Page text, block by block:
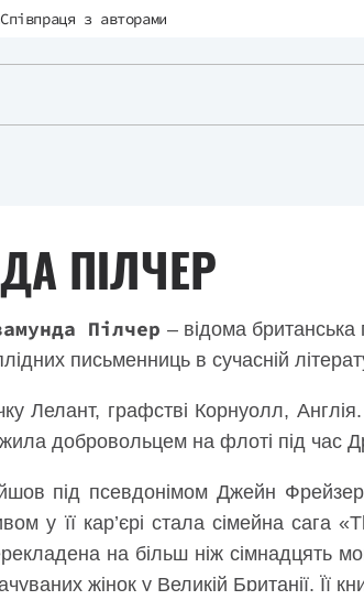
Співпраця з авторами
ПІЛЧЕР
Пілчер – відома
письменниць в сучасній
Лелант, графстві Корнуолл,
добровольцем на флоті під час
під псевдонімом Джейн
у її кар’єрі стала сімейна сага
на більш ніж сімнадцять
жінок у Великій Британії. Її